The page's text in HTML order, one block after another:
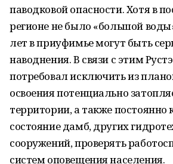
паводковой опасности. Хотя в
регионе не было «большой
лет в приуфимье могут быть
наводнения. В связи с этим
потребовал исключить из
освоения потенциально
территории, а также постоянно
состояние дамб, других
сооружений, проверять
систем оповещения населения.